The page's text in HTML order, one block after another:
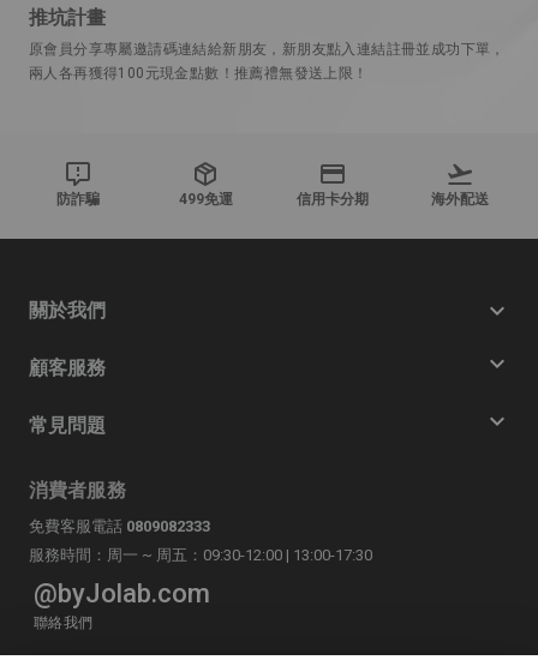
推坑計畫
原會員分享專屬邀請碼連結給新朋友，新朋友點入連結註冊並成功下單，
兩人各再獲得100元現金點數！推薦禮無發送上限！
防詐騙 499免運 信用卡分期 海外配送
關於我們
顧客服務
常見問題
消費者服務
免費客服電話 0809082333
服務時間：周一 ~ 周五：09:30-12:00 | 13:00-17:30
@byJolab.com
聯絡我們